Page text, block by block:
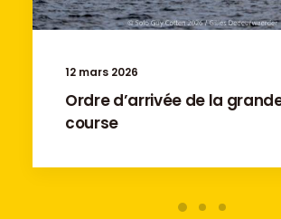
12 mars 2026
Ordre d’arrivée de la
course